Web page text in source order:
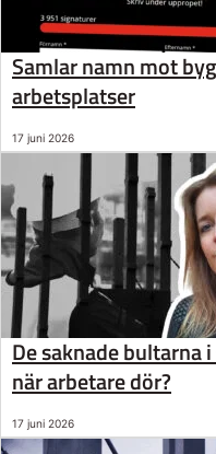
Samlar namn mot
arbetsplatser
17 juni 2026
De saknade bultarna
när arbetare dör?
17 juni 2026